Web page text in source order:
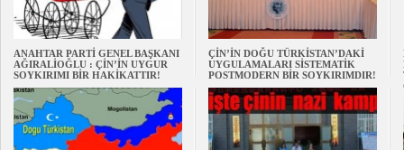
ANAHTAR PARTİ GENEL BAŞKANI
AĞIRALİOĞLU : ÇİN’İN UYGUR
SOYKIRIMI BİR HAKİKATTIR!
ÇİN’İN DOĞU TÜRKİSTAN’DAKİ
UYGULAMALARI SİSTEMATİK
POSTMODERN BİR SOYKIRIMDIR!